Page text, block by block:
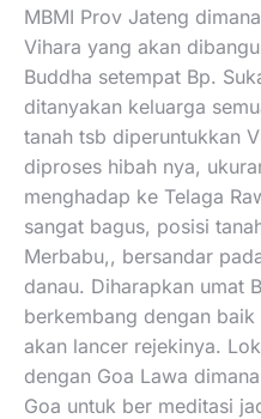
MBMI Prov Jateng
Vihara yang akan
Buddha setempat Bp.
ditanyakan keluarga
tanah tsb diperuntukkan
diproses hibah nya,
menghadap ke Telaga
sangat bagus, posisi
Merbabu,, bersandar
danau. Diharapkan umat
berkembang dengan
akan lancer rejekinya.
dengan Goa Lawa
Goa untuk ber meditasi